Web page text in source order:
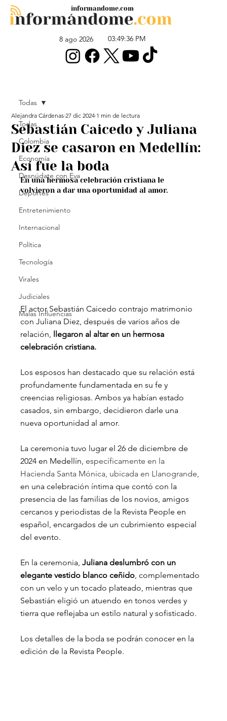
8 ago 2026 03:49:36 PM
informandome.com
Todas
Colombia
Economía
Desnúdate con Eva
Deportes
Entretenimiento
Internacional
Política
Tecnología
Virales
Judiciales
Malas Influencias
Todas
Sebastián Caicedo y Juliana
Diez se casaron en Medellín:
Así fue la boda
Alejandra Cárdenas 27 dic 2024 1 min de lectura
En una hermosa celebración cristiana le
volvieron a dar una oportunidad al amor.
El actor Sebastián Caicedo contrajo matrimonio
con Juliana Diez, después de varios años de
relación, llegaron al altar en un hermosa
celebración cristiana.
Los esposos han destacado que su relación está
profundamente fundamentada en su fe y
creencias religiosas. Ambos ya habían estado
casados, sin embargo, decidieron darle una
nueva oportunidad al amor.
La ceremonia tuvo lugar el 26 de diciembre de
2024 en Medellín, específicamente en la
Hacienda Santa Mónica, ubicada en Llanogrande,
en una celebración íntima que contó con la
presencia de las familias de los novios, amigos
cercanos y periodistas de la Revista People en
español, encargados de un cubrimiento especial
del evento.
En la ceremonia, Juliana deslumbró con un
elegante vestido blanco ceñido , complementado
con un velo y un tocado plateado, mientras que
Sebastián eligió un atuendo en tonos verdes y
tierra que reflejaba un estilo natural y sofisticado.
Los detalles de la boda se podrán conocer en la
edición de la Revista People.